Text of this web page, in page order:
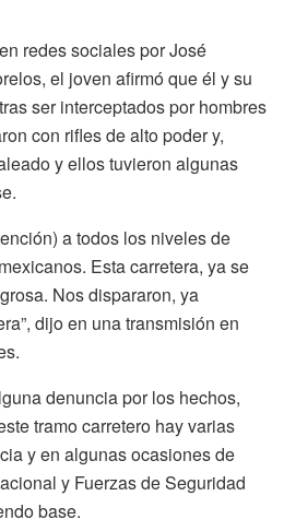
redes sociales por José
el joven afirmó que él y su
ser interceptados por hombres
con rifles de alto poder y,
y ellos tuvieron algunas
a todos los niveles de
Esta carretera, ya se
Nos dispararon, ya
dijo en una transmisión en
denuncia por los hechos,
tramo carretero hay varias
y en algunas ocasiones de
y Fuerzas de Seguridad
base.